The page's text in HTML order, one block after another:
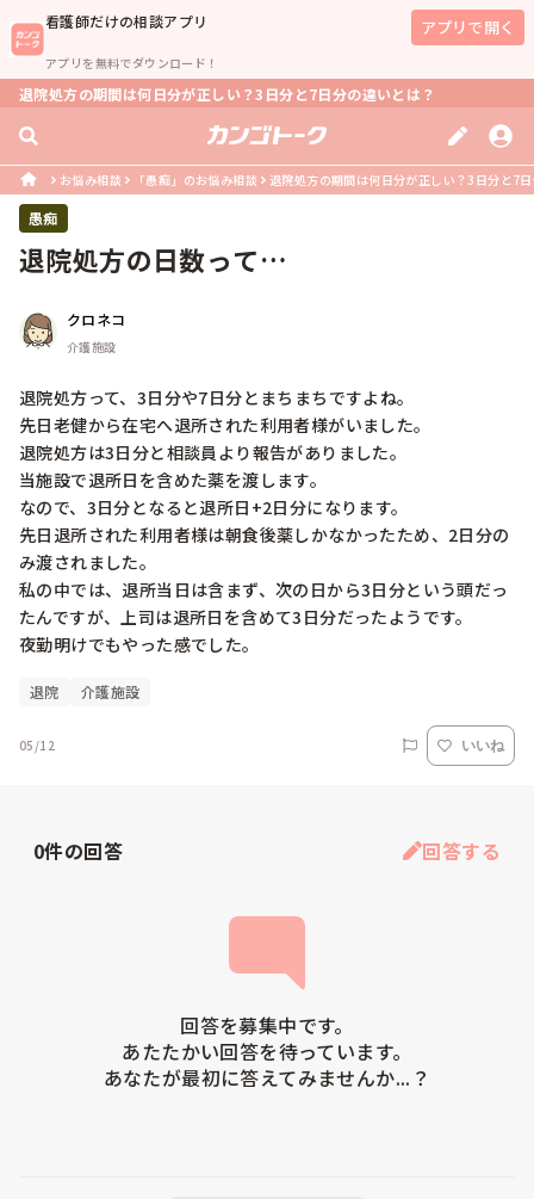
看護師だけの相談アプリ
アプリを無料でダウンロード！
アプリで開く
退院処方の期間は何日分が正しい？3日分と7日分の違いとは？
お悩み相談 「愚痴」のお悩み相談 退院処方の期間は何日分が正しい？3日分と7
愚痴
退院処方の日数って…
クロネコ
介護施設
退院処方って、3日分や7日分とまちまちですよね。
先日老健から在宅へ退所された利用者様がいました。
退院処方は3日分と相談員より報告がありました。
当施設で退所日を含めた薬を渡します。
なので、3日分となると退所日+2日分になります。
先日退所された利用者様は朝食後薬しかなかったため、2日分の
み渡されました。
私の中では、退所当日は含まず、次の日から3日分という頭だっ
たんですが、上司は退所日を含めて3日分だったようです。
夜勤明けでもやった感でした。
退院 介護施設
05/12 いいね
0件の回答 回答する
回答を募集中です。
あたたかい回答を待っています。
あなたが最初に答えてみませんか...？